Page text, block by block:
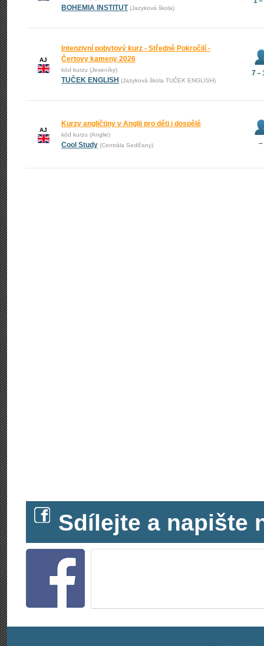
BOHEMIA INSTITUT (Jazyková škola)
AJ
Intenzivní pobytový kurz - Středně Pokročilí -
Čertovy kameny 2026
kód kurzu (Jeseníky)
TUČEK ENGLISH (Jazyková škola TUČEK ENGLISH)
7 –
AJ
Kurzy angličtiny v Anglii pro děti i dospělé
kód kurzu (Anglie)
Cool Study (Centrála Sedlčany) –
Sdílejte a napište